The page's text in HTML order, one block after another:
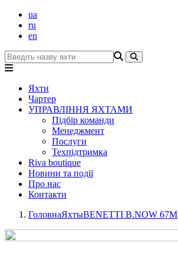
ua
ru
en
Яхти
Чартер
УПРАВЛІННЯ ЯХТАМИ
Підбір команди
Менеджмент
Послуги
Техпідтримка
Riva boutique
Новини та події
Про нас
Контакти
ГоловнаЯхтыBENETTI B.NOW 67M